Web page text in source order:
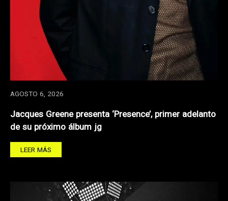
AGOSTO 6, 2026
Jacques Greene presenta ‘Presence’, primer adelanto
de su próximo álbum jg
LEER MÁS